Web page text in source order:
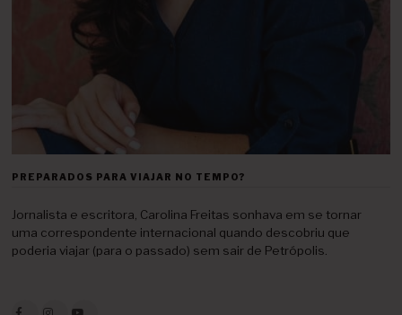
PREPARADOS PARA VIAJAR NO TEMPO?
Jornalista e escritora, Carolina Freitas sonhava em se tornar
uma correspondente internacional quando descobriu que
poderia viajar (para o passado) sem sair de Petrópolis.